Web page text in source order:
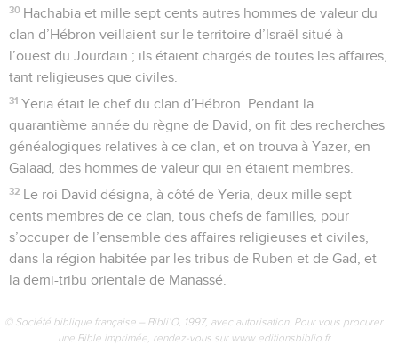
30 Hachabia et mille sept cents autres hommes de valeur du
clan d’Hébron veillaient sur le territoire d’Israël situé à
l’ouest du Jourdain ; ils étaient chargés de toutes les affaires,
tant religieuses que civiles.
31 Yeria était le chef du clan d’Hébron. Pendant la
quarantième année du règne de David, on fit des recherches
généalogiques relatives à ce clan, et on trouva à Yazer, en
Galaad, des hommes de valeur qui en étaient membres.
32 Le roi David désigna, à côté de Yeria, deux mille sept
cents membres de ce clan, tous chefs de familles, pour
s’occuper de l’ensemble des affaires religieuses et civiles,
dans la région habitée par les tribus de Ruben et de Gad, et
la demi-tribu orientale de Manassé.
© Société biblique française – Bibli’O, 1997, avec autorisation. Pour vous procurer
une Bible imprimée, rendez-vous sur www.editionsbiblio.fr